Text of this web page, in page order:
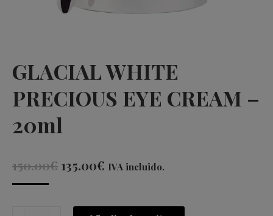
GLACIAL WHITE
PRECIOUS EYE CREAM –
20ml
150.00€ El
135.00€ El
IVA incluido.
GLACIAL